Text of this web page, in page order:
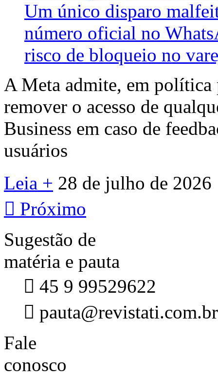
Um único disparo
número oficial no
risco de bloqueio no
A Meta admite, em
remover o acesso de
Business em caso de
usuários
Leia + 28 de julho de 2026
 Próximo
Sugestão de
matéria e pauta
 45 9 99529622
 pauta@revistati.com.br
Fale
conosco